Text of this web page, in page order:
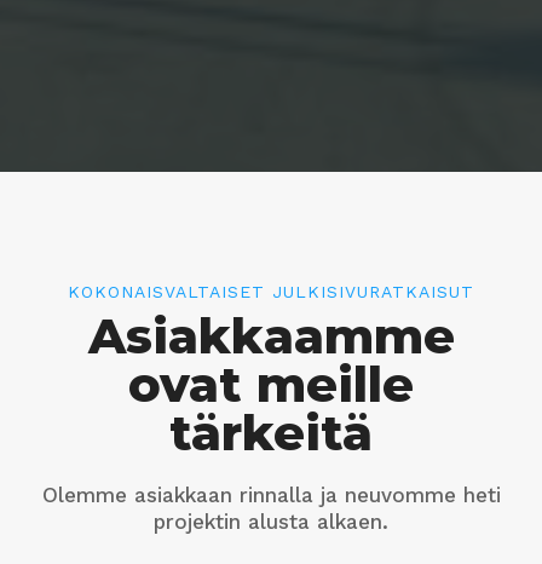
KOKONAISVALTAISET JULKISIVURATKAISUT
Asiakkaamme
ovat meille
tärkeitä
Olemme asiakkaan rinnalla ja neuvomme heti
projektin alusta alkaen.